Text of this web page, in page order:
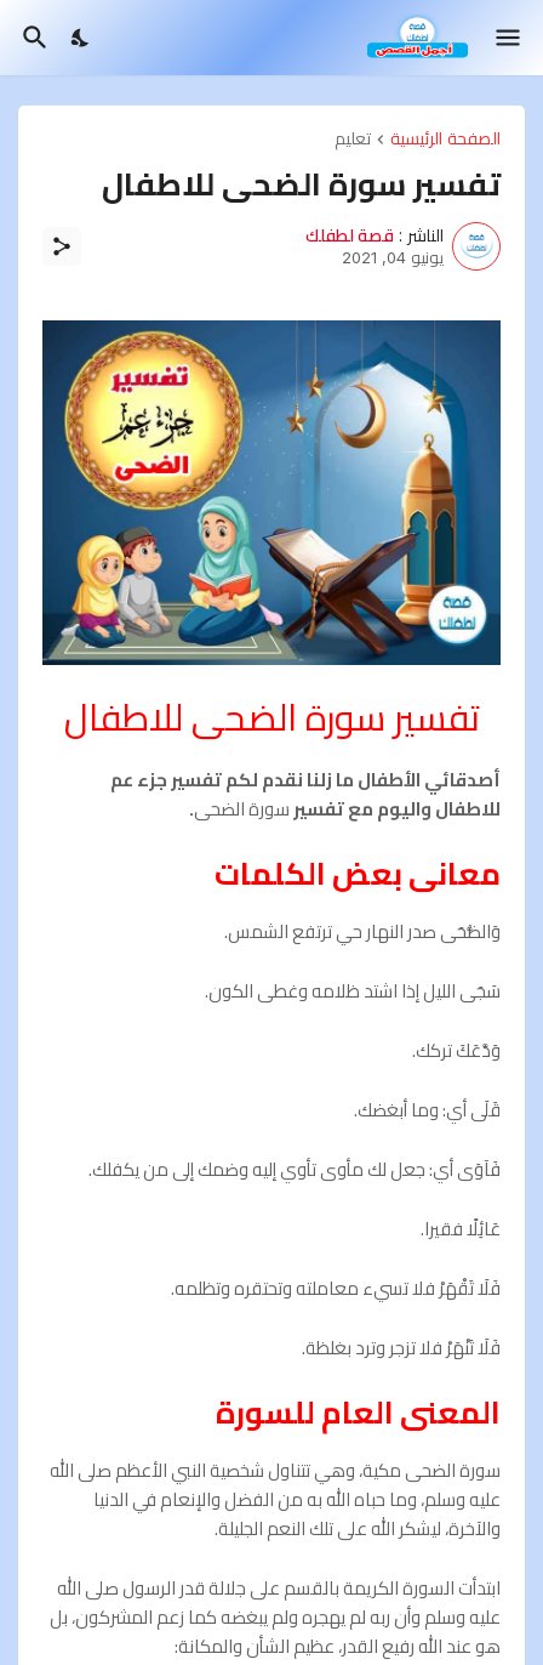
الصفحة الرئيسية تعليم
تفسير سورة الضحى للاطفال
الناشر : قصة لطفلك
يونيو 04, 2021
تفسير سورة الضحى للاطفال
أصدقائي الأطفال ما زلنا نقدم لكم تفسير جزء عم
للاطفال واليوم مع تفسيرسورة الضحى.
معانى بعض الكلمات
وَالضُّحَى صدر النهار حي ترتفع الشمس.
سَجَى الليل إذا اشتد ظلامه وغطى الكون.
وَدَّعَكَ تركك.
قَلَى أي: وما أبغضك.
فَآوَى أي: جعل لك مأوی تأوي إليه وضمك إلى من يكفلك.
عَائِلًا فقيرا.
فَلَا تَقْهَرْ فلا تسيء معاملته وتحتقره وتظلمه.
فَلَا تَنْهَرْ فلا تزجر وترد بغلظة.
المعنى العام للسورة
سورة الضحى مكية، وهي تتناول شخصية النبي الأعظم صلى الله
عليه وسلم، وما حباه الله به من الفضل والإنعام في الدنيا
والآخرة، ليشكر الله على تلك النعم الجليلة.
ابتدأت السورة الكريمة بالقسم على جلالة قدر الرسول صلى الله
عليه وسلم وأن ربه لم يهجره ولم يبغضه كما زعم المشركون، بل
هو عند الله رفيع القدر، عظیم الشأن والمكانة: